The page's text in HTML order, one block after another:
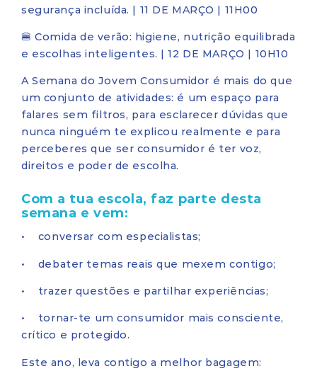
segurança incluída. | 11 DE MARÇO | 11H00
🍔 Comida de verão: higiene, nutrição equilibrada
e escolhas inteligentes. | 12 DE MARÇO | 10H10
A Semana do Jovem Consumidor é mais do que
um conjunto de atividades: é um espaço para
falares sem filtros, para esclarecer dúvidas que
nunca ninguém te explicou realmente e para
perceberes que ser consumidor é ter voz,
direitos e poder de escolha.
Com a tua escola, faz parte desta
semana e vem:
• conversar com especialistas;
• debater temas reais que mexem contigo;
• trazer questões e partilhar experiências;
• tornar-te um consumidor mais consciente,
crítico e protegido.
Este ano, leva contigo a melhor bagagem: